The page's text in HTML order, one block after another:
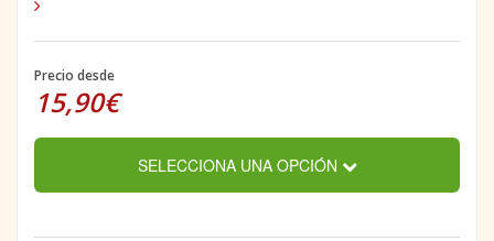
Precio desde
15,90€
SELECCIONA UNA OPCIÓN